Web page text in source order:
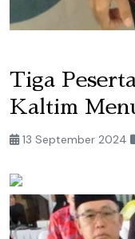
Tiga
Kaltim
13 September 2024